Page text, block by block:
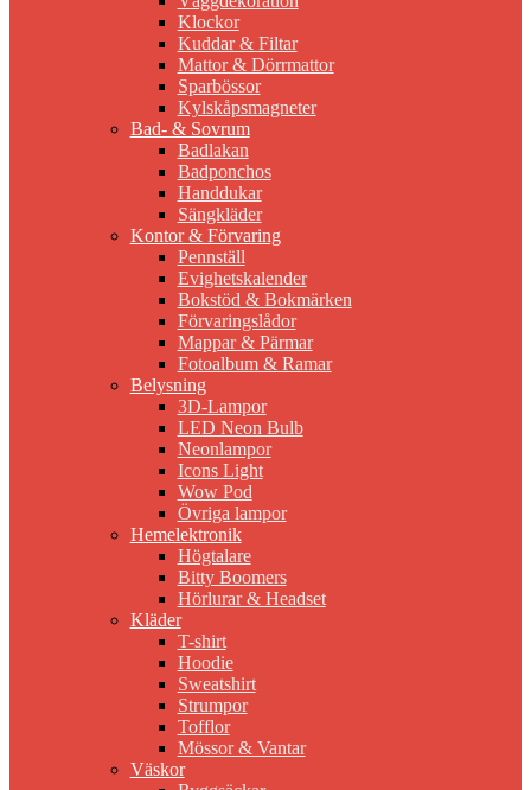
Klockor
Kuddar & Filtar
Mattor & Dörrmattor
Sparbössor
Kylskåpsmagneter
Bad- & Sovrum
Badlakan
Badponchos
Handdukar
Sängkläder
Kontor & Förvaring
Pennställ
Evighetskalender
Bokstöd & Bokmärken
Förvaringslådor
Mappar & Pärmar
Fotoalbum & Ramar
Belysning
3D-Lampor
LED Neon Bulb
Neonlampor
Icons Light
Wow Pod
Övriga lampor
Hemelektronik
Högtalare
Bitty Boomers
Hörlurar & Headset
Kläder
T-shirt
Hoodie
Sweatshirt
Strumpor
Tofflor
Mössor & Vantar
Väskor